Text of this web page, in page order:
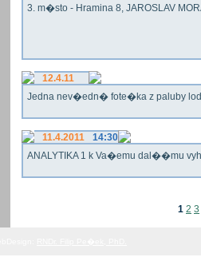
3. m�sto - Hramina 8, JAROSLAV
12.4.11
Jedna nev�edn� fote�ka z paluby
11.4.2011
14:30
ANALYTIKA 1 k Va�emu dal��mu
1 2 3